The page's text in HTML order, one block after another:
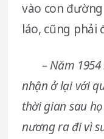
vào con
láo, cũng phải
– Năm 1954
nhận ở lại với
thời gian sau
nương ra đi vì